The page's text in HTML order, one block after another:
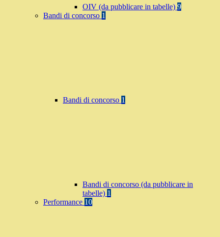
OIV (da pubblicare in tabelle) 9
Bandi di concorso 1
Bandi di concorso 1
Bandi di concorso (da pubblicare in
tabelle) 1
Performance 10